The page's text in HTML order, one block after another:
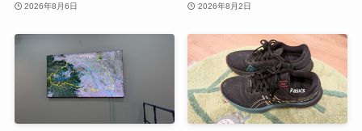
2026年8月6日 2026年8月2日